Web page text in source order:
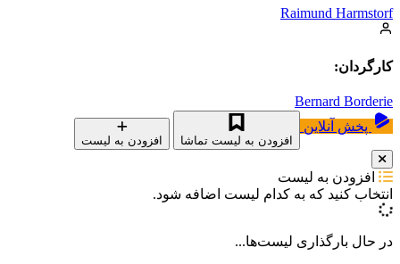
Raimund Harmstorf
کارگردان:
Bernard Borderie
پخش آنلاین
افزودن به لیست تماشا افزودن به لیست
افزودن به لیست
انتخاب کنید که به کدام لیست اضافه شود.
در حال بارگذاری لیست‌ها...